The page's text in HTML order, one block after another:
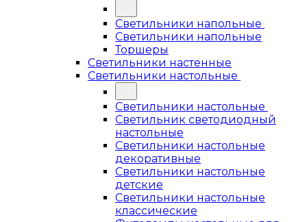
Светильники напольные
Светильники напольные
Торшеры
Светильники настенные
Светильники настольные
Светильники настольные
Светильник светодиодный
настольные
Светильники настольные
декоративные
Светильники настольные
детские
Светильники настольные
классические